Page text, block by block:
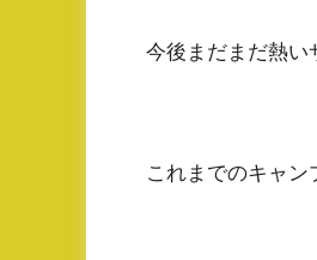
今後まだまだ熱い
これまでのキャン